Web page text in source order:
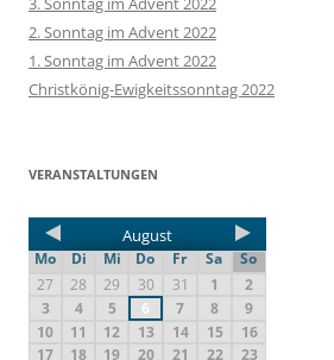
2. Sonntag im Advent 2022
1. Sonntag im Advent 2022
Christkönig-Ewigkeitssonntag 2022
VERANSTALTUNGEN
August
Mo Di Mi Do Fr Sa
So
27
28 29 30 31 1
2
3
4 5 6 7 8
9
10
11 12 13 14 15
16
17
18 19 20 21 22
23